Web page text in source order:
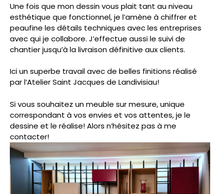
Une fois que mon dessin vous plait tant au niveau
esthétique que fonctionnel, je l’amène à chiffrer et
peaufine les détails techniques avec les entreprises
avec qui je collabore. J’effectue aussi le suivi de
chantier jusqu’à la livraison définitive aux clients.
Ici un superbe travail avec de belles finitions réalisé
par l’Atelier Saint Jacques de Landivisiau!
Si vous souhaitez un meuble sur mesure, unique
correspondant à vos envies et vos attentes, je le
dessine et le réalise! Alors n’hésitez pas à me
contacter!